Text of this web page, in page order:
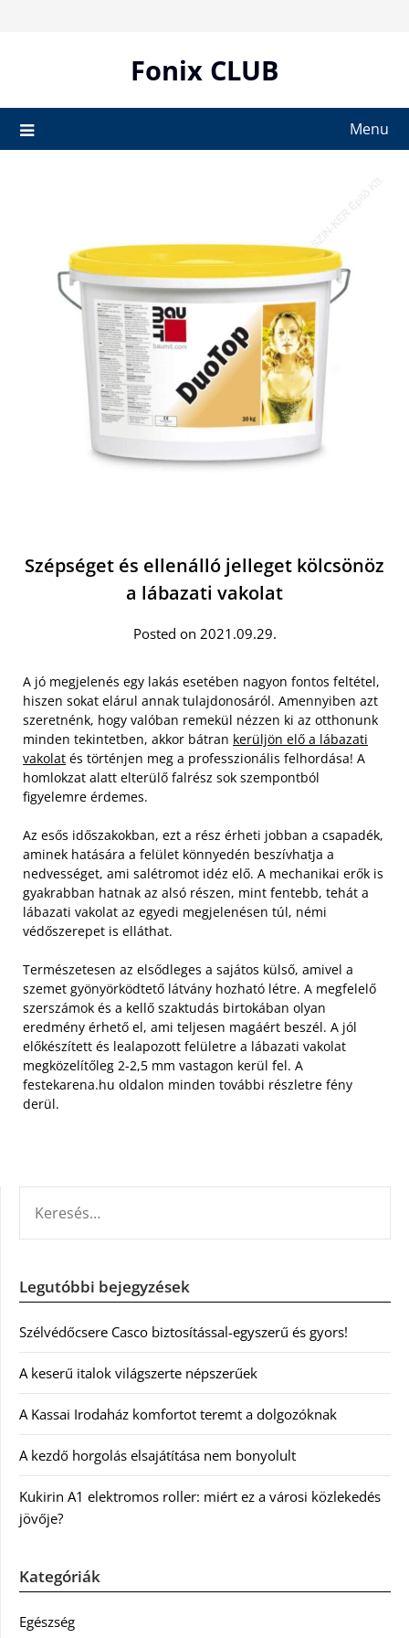
Fonix CLUB
Menu
Szépséget és ellenálló jelleget kölcsönöz
a lábazati vakolat
Posted on 2021.09.29.
A jó megjelenés egy lakás esetében nagyon fontos feltétel,
hiszen sokat elárul annak tulajdonosáról. Amennyiben azt
szeretnénk, hogy valóban remekül nézzen ki az otthonunk
minden tekintetben, akkor bátran kerüljön elő a lábazati
vakolat és történjen meg a professzionális felhordása! A
homlokzat alatt elterülő falrész sok szempontból
figyelemre érdemes.
Az esős időszakokban, ezt a rész érheti jobban a csapadék,
aminek hatására a felület könnyedén beszívhatja a
nedvességet, ami salétromot idéz elő. A mechanikai erők is
gyakrabban hatnak az alsó részen, mint fentebb, tehát a
lábazati vakolat az egyedi megjelenésen túl, némi
védőszerepet is elláthat.
Természetesen az elsődleges a sajátos külső, amivel a
szemet gyönyörködtető látvány hozható létre. A megfelelő
szerszámok és a kellő szaktudás birtokában olyan
eredmény érhető el, ami teljesen magáért beszél. A jól
előkészített és lealapozott felületre a lábazati vakolat
megközelítőleg 2-2,5 mm vastagon kerül fel. A
festekarena.hu oldalon minden további részletre fény
derül.
Legutóbbi bejegyzések
Szélvédőcsere Casco biztosítással-egyszerű és gyors!
A keserű italok világszerte népszerűek
A Kassai Irodaház komfortot teremt a dolgozóknak
A kezdő horgolás elsajátítása nem bonyolult
Kukirin A1 elektromos roller: miért ez a városi közlekedés
jövője?
Kategóriák
Egészség